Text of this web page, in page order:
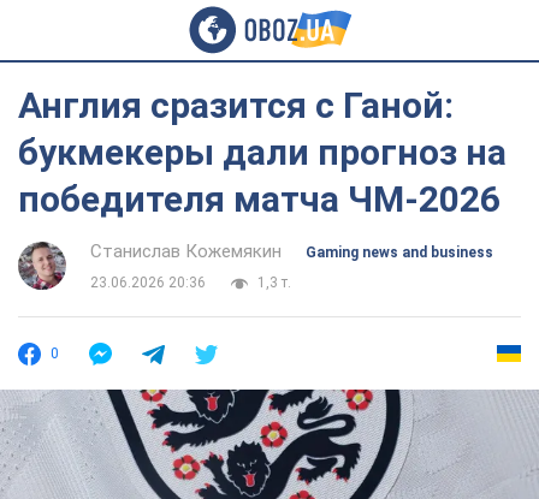
Англия сразится с Ганой:
букмекеры дали прогноз на
победителя матча ЧМ-2026
Станислав Кожемякин
Gaming news and business
23.06.2026 20:36
1,3 т.
0